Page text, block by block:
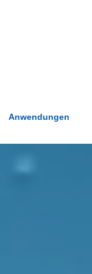
Anwendungen